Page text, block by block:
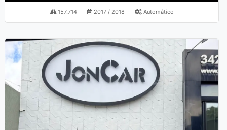
157.714 2017 / 2018 Automático